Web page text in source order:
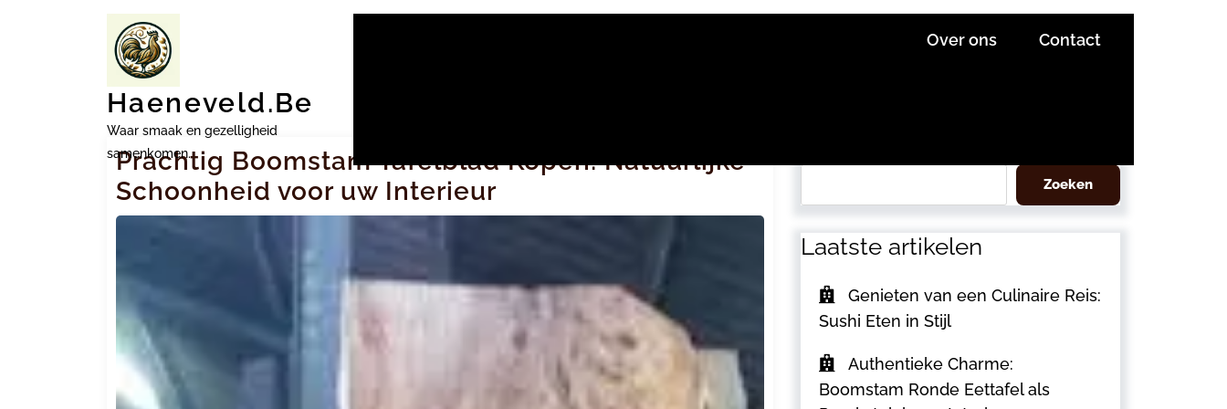
Haeneveld.be
Waar smaak en gezelligheid
samenkomen.
Over ons Contact
Prachtig Boomstam Tafelblad Kopen: Natuurlijke
Schoonheid voor uw Interieur
Zoeken
Laatste artikelen
Genieten van een Culinaire Reis:
Sushi Eten in Stijl
Authentieke Charme:
Boomstam Ronde Eettafel als